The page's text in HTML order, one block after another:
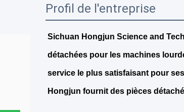
Profil de l'entreprise
Sichuan Hongjun Science and
détachées pour les machines
service le plus satisfaisant pour
Hongjun fournit des pièces